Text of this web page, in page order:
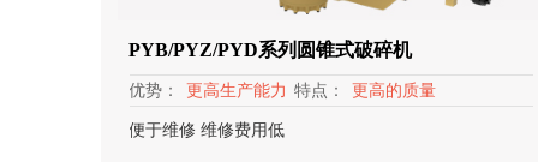
PYB/PYZ/PYD系列圆锥式破碎机
优势： 更高生产能力 特点： 更高的质量
便于维修 维修费用低